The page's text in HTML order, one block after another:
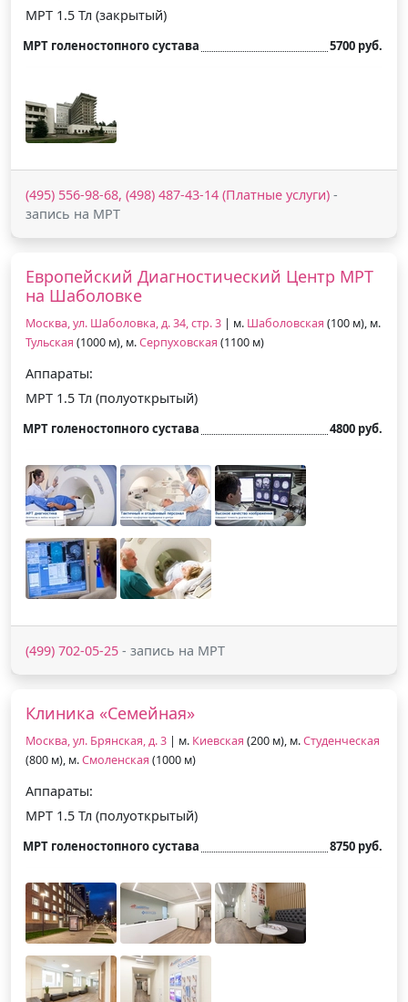
МРТ 1.5 Тл (закрытый)
МРТ голеностопного сустава 5700 руб.
(495) 556-98-68, (498) 487-43-14 (Платные услуги) -
запись на МРТ
Европейский Диагностический Центр МРТ
на Шаболовке
Москва, ул. Шаболовка, д. 34, стр. 3 | м. Шаболовская (100 м), м.
Тульская (1000 м), м.Серпуховская (1100 м)
Аппараты:
МРТ 1.5 Тл (полуоткрытый)
МРТ голеностопного сустава 4800 руб.
(499) 702-05-25 - запись на МРТ
Клиника «Семейная»
Москва, ул. Брянская, д. 3 | м. Киевская (200 м), м.Студенческая
(800 м), м.Смоленская (1000 м)
Аппараты:
МРТ 1.5 Тл (полуоткрытый)
МРТ голеностопного сустава 8750 руб.